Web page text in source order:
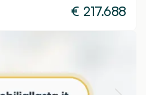
€ 217.688